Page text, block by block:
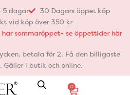
5 dagar
30 Dagars öppet köp
vid köp över 350 kr
sommaröppet- se öppettider här
betala för 2. Få den billigaste
Gäller i butik och online.
0
Varukorg